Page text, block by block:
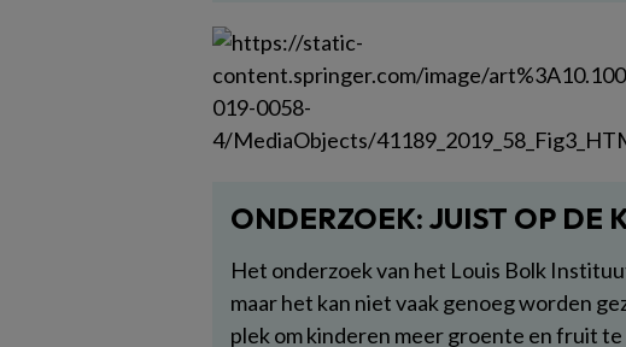
ONDERZOEK: JUIST OP DE
Het onderzoek van het Louis Bolk
maar het kan niet vaak genoeg worden
plek om kinderen meer groente en fruit